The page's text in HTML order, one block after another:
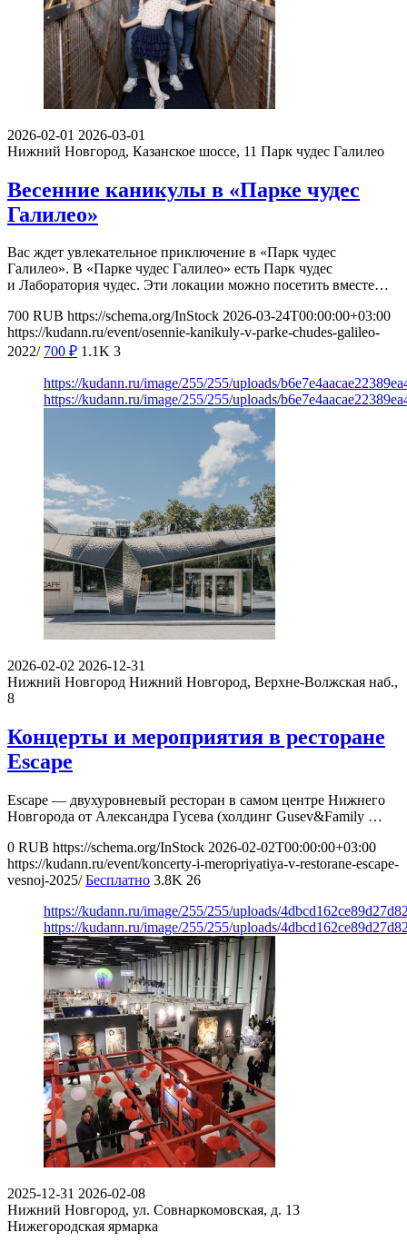
2026-02-01 2026-03-01
Нижний Новгород, Казанское шоссе, 11 Парк чудес Галилео
Весенние каникулы в «Парке чудес
Галилео»
Вас ждет увлекательное приключение в «Парк чудес
Галилео». В «Парке чудес Галилео» есть Парк чудес
и Лаборатория чудес. Эти локации можно посетить вместе…
700 RUB https://schema.org/InStock 2026-03-24T00:00:00+03:00
https://kudann.ru/event/osennie-kanikuly-v-parke-chudes-galileo-
2022/ 700 ₽ 1.1K 3
https://kudann.ru/image/255/255/uploads/
https://kudann.ru/image/255/255/uploads/
2026-02-02 2026-12-31
Нижний Новгород Нижний Новгород, Верхне-Волжская наб.,
8
Концерты и мероприятия в ресторане
Escape
Escape — двухуровневый ресторан в самом центре Нижнего
Новгорода от Александра Гусева (холдинг Gusev&Family …
0 RUB https://schema.org/InStock 2026-02-02T00:00:00+03:00
https://kudann.ru/event/koncerty-i-meropriyatiya-v-restorane-escape-
vesnoj-2025/ Бесплатно 3.8K 26
https://kudann.ru/image/255/255/uploads/
https://kudann.ru/image/255/255/uploads/
2025-12-31 2026-02-08
Нижний Новгород, ул. Совнаркомовская, д. 13
Нижегородская ярмарка